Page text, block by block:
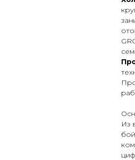
Из